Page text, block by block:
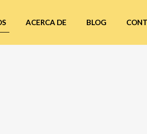
ACERCA DE BLOG